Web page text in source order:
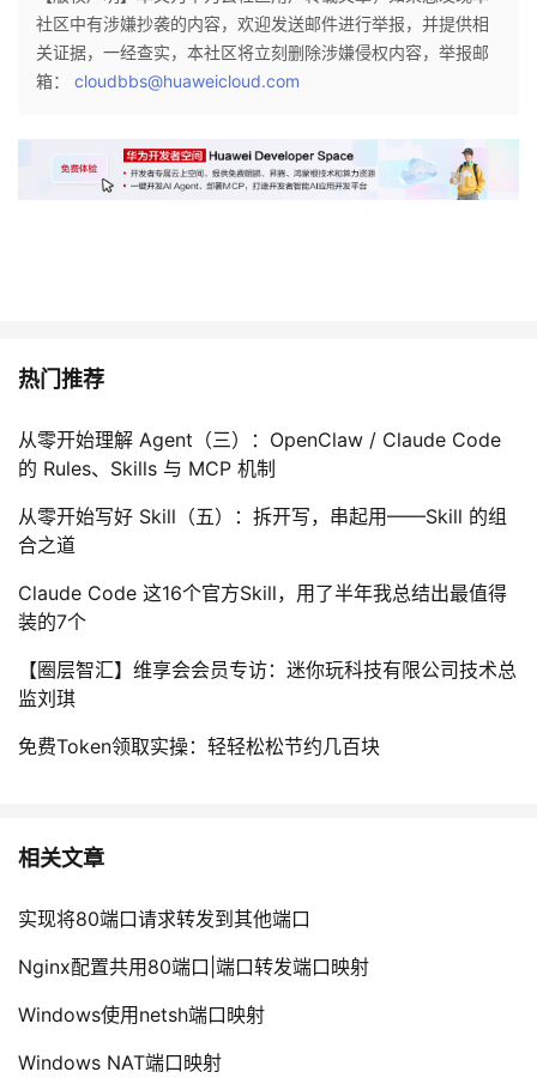
注
开
发
的
课
我
的
证
我
实
验
的
收
藏
的
Programs
我
的
技
术
持
的
云
建
议
社区中有涉嫌抄袭的内容，欢迎发送邮件进行举报，并提供相
关证据，一经查实，本社区将立刻删除涉嫌侵权内容，举报邮
箱： cloudbbs@huaweicloud.com
热门推荐
从零开始理解 Agent（三）：OpenClaw / Claude Code
的 Rules、Skills 与 MCP 机制
从零开始写好 Skill（五）：拆开写，串起用——Skill 的组
合之道
Claude Code 这16个官方Skill，用了半年我总结出最值得
装的7个
【圈层智汇】维享会会员专访：迷你玩科技有限公司技术总
监刘琪
免费Token领取实操：轻轻松松节约几百块
相关文章
实现将80端口请求转发到其他端口
Nginx配置共用80端口|端口转发端口映射
Windows使用netsh端口映射
Windows NAT端口映射